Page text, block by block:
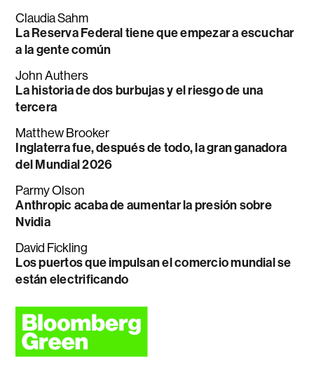
Claudia Sahm
La Reserva Federal tiene que empezar a escuchar
a la gente común
John Authers
La historia de dos burbujas y el riesgo de una
tercera
Matthew Brooker
Inglaterra fue, después de todo, la gran ganadora
del Mundial 2026
Parmy Olson
Anthropic acaba de aumentar la presión sobre
Nvidia
David Fickling
Los puertos que impulsan el comercio mundial se
están electrificando